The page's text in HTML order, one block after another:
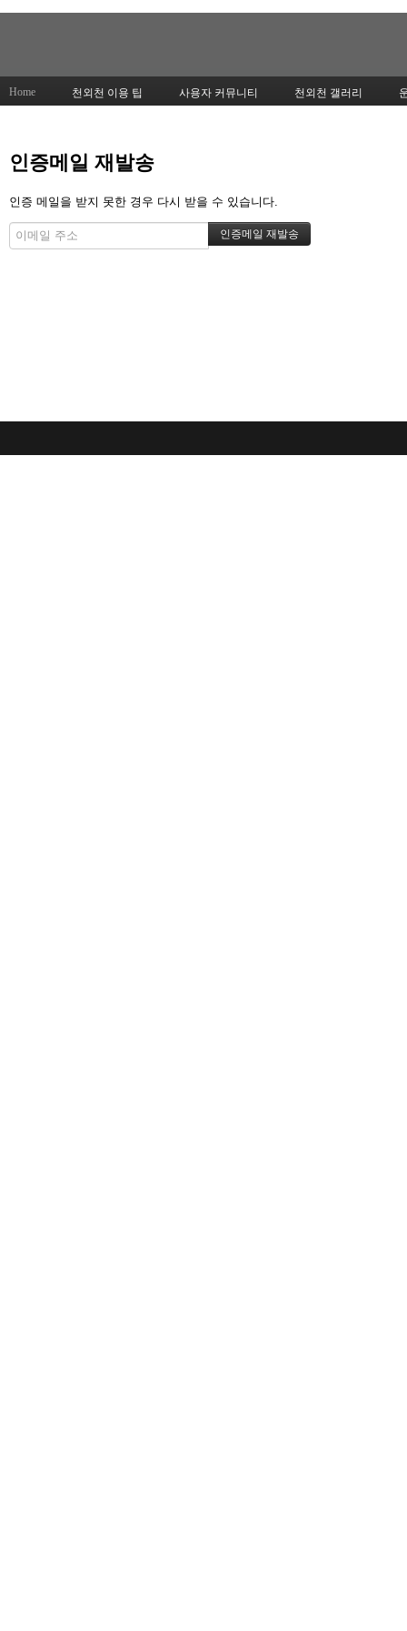
Home 천외천 이용 팁 사용자 커뮤니티 천외천 갤러리
인증메일 재발송
인증 메일을 받지 못한 경우 다시 받을 수 있습니다.